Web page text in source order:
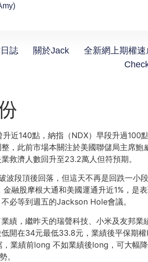
誌 關於Jack 全新網上期權
近140點，納指（NDX）早段升過
，此前市場本關注於美國聯儲局主席
救濟人數回升至23.2萬人但符預期。
波段頂後回落，但這天不再是回跌一
融股摩根大通和美國運通升近1%，
必等到週五的Jackson Hole會議。
績，繼昨天的瑞聲科技、小米及友邦
開在34元最低33.8元，業績後平保期
業績前long 不如業績後long，可大幅
。